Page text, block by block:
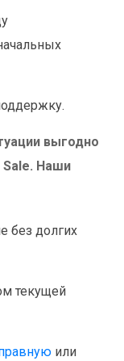
выгодно
Sale. Наши
без долгих
текущей
или